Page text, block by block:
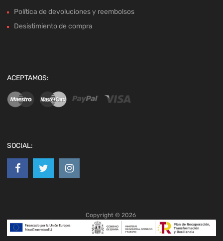
Política de devoluciones y reembolsos
Desistimiento de compra
ACEPTAMOS:
SOCIAL:
Copyright © 2026